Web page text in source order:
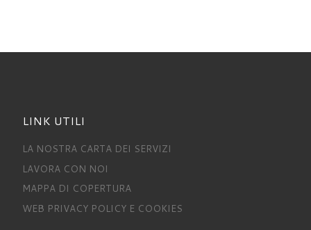
LINK UTILI
LA NOSTRA CARTA DEI SERVIZI
LAVORA CON NOI
MAPPA DI COPERTURA
WEB PRIVACY POLICY E COOKIES